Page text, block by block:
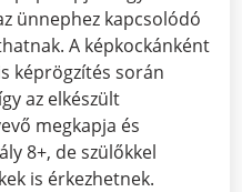
ünnephez kapcsolódó
A képkockánként
képrögzítés során
az elkészült
megkapja és
8+, de szülőkkel
is érkezhetnek.